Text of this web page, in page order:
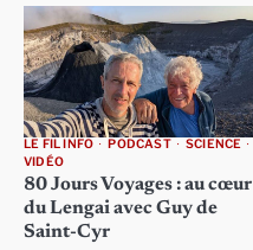
LE FIL INFO PODCAST
SCIENCE
VIDÉO
80 Jours Voyages : au cœur
du Lengai avec Guy de
Saint-Cyr